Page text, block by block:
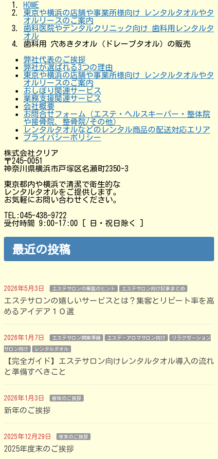
HOME
東京や横浜の店舗や事業所様向け レンタルタオルやタ
オルリースのご案内
歯科医院やデンタルクリニック向け 歯科用レンタルタ
オル
歯科用 穴あきタオル（ドレープタオル）の販売
弊社代表のご挨拶
弊社が選ばれる3つの理由
東京や横浜の店舗や事業所様向け レンタルタオルやタ
オルリースのご案内
おしぼり関連サービス
業務支援関連サービス
会社概要
お問合せフォーム（エステ・ヘルスキーパー・整体院
や接骨院、整骨院/その他）
レンタルタオルなどのレンタル商品の配送対応エリア
プライバシーポリシー
株式会社クリア
〒245-0051
神奈川県横浜市戸塚区名瀬町2350-3
東京都内や横浜で清潔で衛生的な
レンタルタオルをご提供します。
お気軽にお問い合わせください。
TEL:045-438-9722
受付時間 9:00-17:00 [ 日・祝日除く ]
最近の投稿
2026年5月3日 エステサロンの集客のヒント エステサロン向け記事まとめ
エステサロンの嬉しいサービスとは？集客とリピート率を高
めるアイデア１０選
2026年1月7日 エステサロン開業準備 エステ・アロマサロン向け リラクゼーション
サロン向け レンタルタオル
【完全ガイド】エステサロン向けレンタルタオル導入の流れ
と準備すべきこと
2026年1月3日 新年のご挨拶
新年のご挨拶
2025年12月29日 年末のご挨拶
2025年度末のご挨拶